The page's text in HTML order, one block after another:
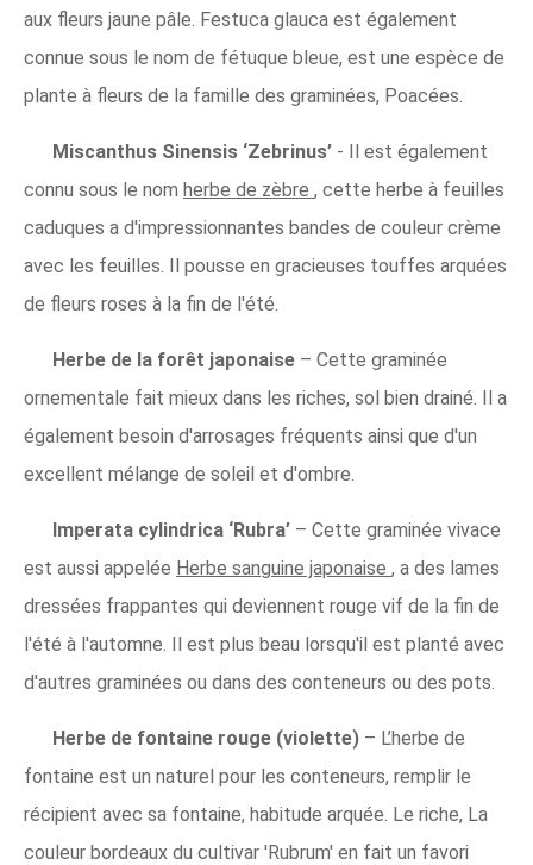
aux fleurs jaune pâle. Festuca glauca est également
connue sous le nom de fétuque bleue, est une espèce de
plante à fleurs de la famille des graminées, Poacées.
Miscanthus Sinensis ‘Zebrinus’ - Il est également
connu sous le nom herbe de zèbre , cette herbe à feuilles
caduques a d'impressionnantes bandes de couleur crème
avec les feuilles. Il pousse en gracieuses touffes arquées
de fleurs roses à la fin de l'été.
Herbe de la forêt japonaise – Cette graminée
ornementale fait mieux dans les riches, sol bien drainé. Il a
également besoin d'arrosages fréquents ainsi que d'un
excellent mélange de soleil et d'ombre.
Imperata cylindrica ‘Rubra’ – Cette graminée vivace
est aussi appelée Herbe sanguine japonaise , a des lames
dressées frappantes qui deviennent rouge vif de la fin de
l'été à l'automne. Il est plus beau lorsqu'il est planté avec
d'autres graminées ou dans des conteneurs ou des pots.
Herbe de fontaine rouge (violette) – L’herbe de
fontaine est un naturel pour les conteneurs, remplir le
récipient avec sa fontaine, habitude arquée. Le riche, La
couleur bordeaux du cultivar 'Rubrum' en fait un favori